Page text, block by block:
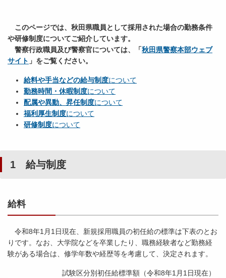
このページでは、秋田県職員として採用された場合の勤務条件
や研修制度についてご紹介しています。
警察行政職員及び警察官については、「秋田県警察本部ウェブ
サイト 」をご覧ください。
給料や手当などの給与制度について
勤務時間・休暇制度について
配属や異動、昇任制度について
福利厚生制度について
研修制度について
1 給与制度
給料
令和8年1月1日現在、新規採用職員の初任給の標準は下表のとお
りです。なお、大学院などを卒業したり、職務経験者など勤務経
験がある場合は、修学年数や経歴等を考慮して、決定されます。
試験区分別初任給標準額（令和8年1月1日現在）